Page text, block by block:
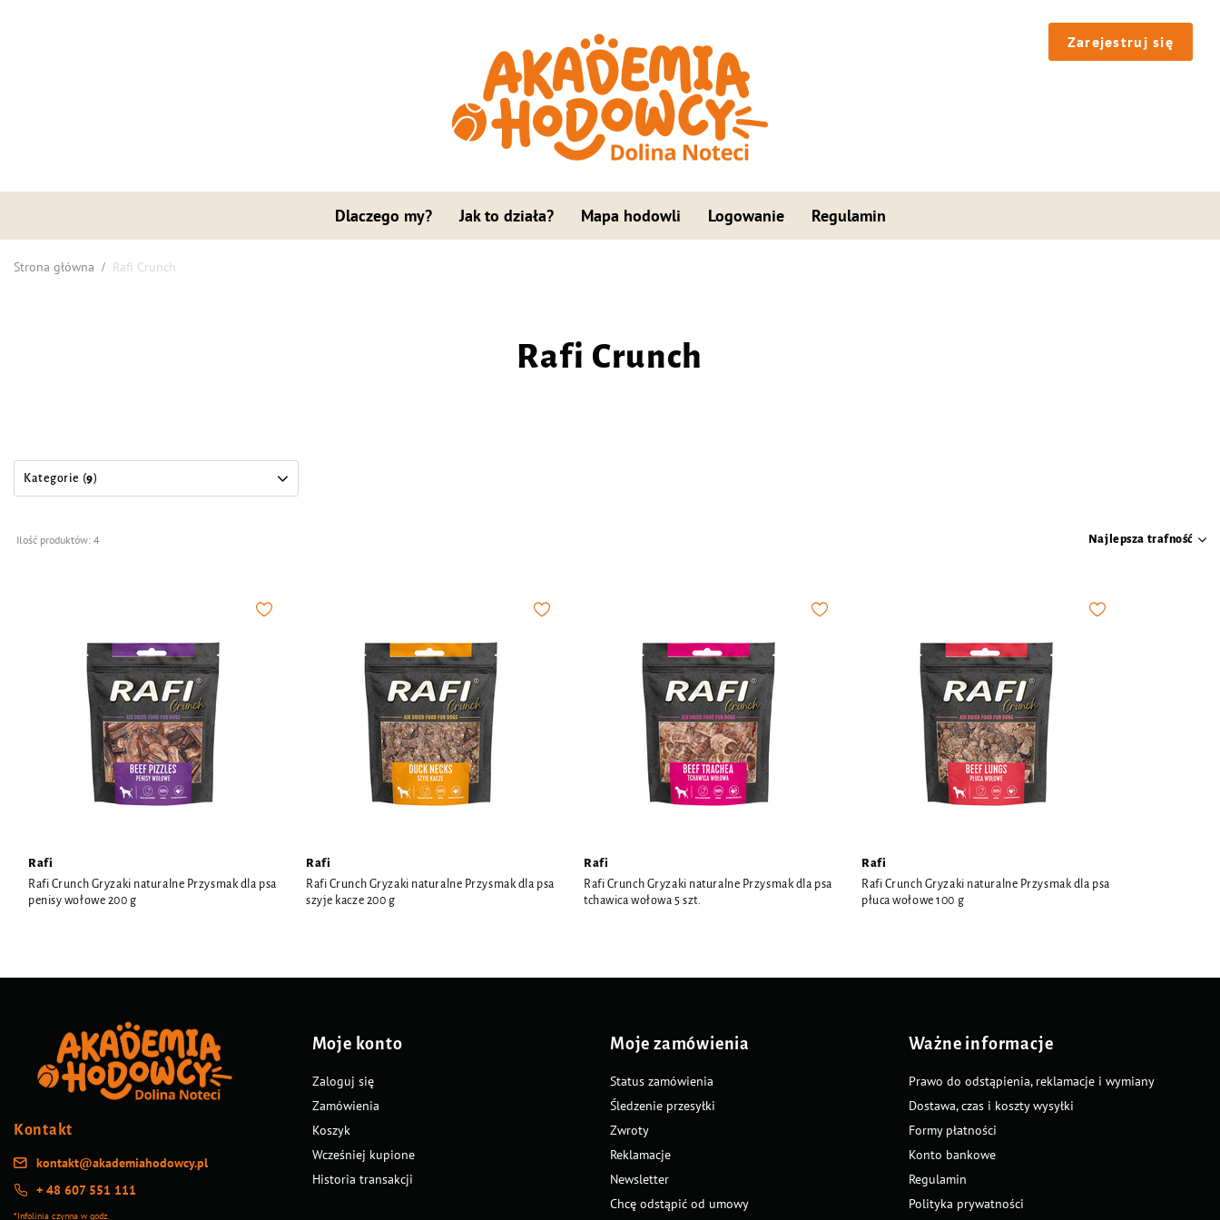
Zarejestruj się
Dlaczego my? Jak to działa? Mapa hodowli Logowanie Regulamin
Strona główna Rafi Crunch
Rafi Crunch
Kategorie (9)
Ilość produktów: 4 Najlepsza trafność
Rafi
Rafi Crunch Gryzaki naturalne Przysmak dla psa
penisy wołowe 200 g
Rafi
Rafi Crunch Gryzaki naturalne Przysmak dla psa
szyje kacze 200 g
Rafi
Rafi Crunch Gryzaki naturalne Przysmak dla psa
tchawica wołowa 5 szt.
Rafi
Rafi Crunch Gryzaki naturalne Przysmak dla psa
płuca wołowe 100 g
Kontakt
kontakt@akademiahodowcy.pl
+ 48 607 551 111
*Infolinia czynna w godz.
Moje konto
Zaloguj się
Zamówienia
Koszyk
Wcześniej kupione
Historia transakcji
Moje zamówienia
Status zamówienia
Śledzenie przesyłki
Zwroty
Reklamacje
Newsletter
Chcę odstąpić od umowy
Ważne informacje
Prawo do odstąpienia, reklamacje i wymiany
Dostawa, czas i koszty wysyłki
Formy płatności
Konto bankowe
Regulamin
Polityka prywatności